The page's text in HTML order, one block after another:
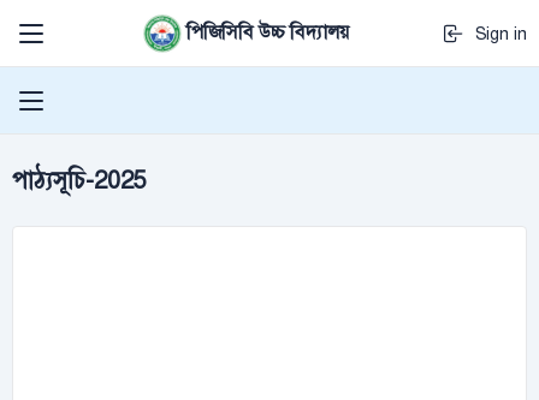
পিজিসিবি উচ্চ বিদ্যালয় Sign in
পাঠ্যসূচি-2025